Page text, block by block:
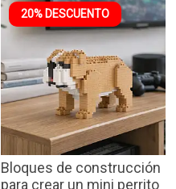
20% DESCUENTO
Bloques de construcción
para crear un mini perrito